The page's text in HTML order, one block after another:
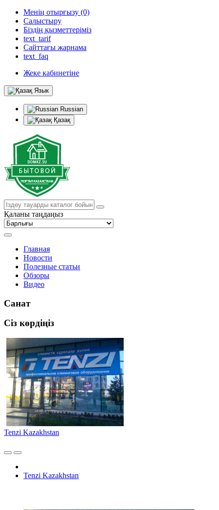
Менің отырғызу (0)
Салыстыру
Біздің қызметтеріміз
text_tarif
Сайттағы жарнама
text_faq
Жеке кабинетіне
Язык
Russian
Қазақ
Қаланы таңдаңыз
Главная
Новости
Полезные статьи
Обзоры
Видео
Санат
Сіз көрдіңіз
Tenzi Kazakhstan
Tenzi Kazakhstan